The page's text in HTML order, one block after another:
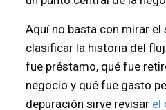
Aquí no basta con mirar el
clasificar la historia del
fue préstamo, qué fue
negocio y qué fue gasto
depuración sirve revisar el